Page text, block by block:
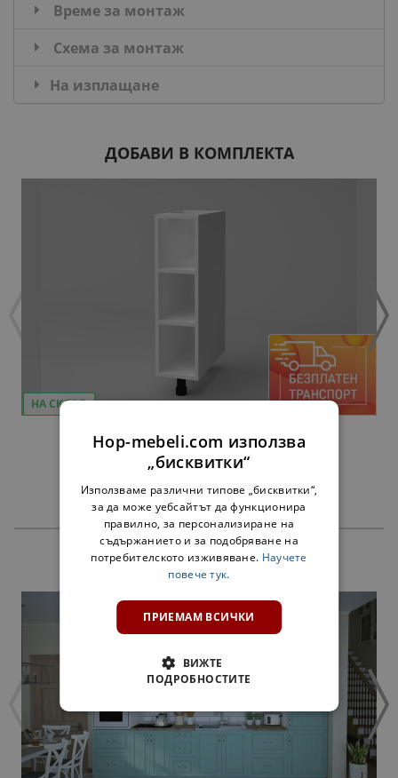
Време за монтаж
Схема за монтаж
На изплащане
ДОБАВИ В КОМПЛЕКТА
НА СКЛАД
ДОЛНА ЕТАЖЕРКА Н20 ОЛЯ NEW - БЯЛО
34,00 €
ПРОДУКТИ
Hop-mebeli.com използва
„бисквитки“
Използваме различни типове „бисквитки“,
за да може уебсайтът да функционира
правилно, за персонализиране на
съдържанието и за подобряване на
потребителското изживяване. Научете
повече тук.
ПРИЕМАМ ВСИЧКИ
ВИЖТЕ
ПОДРОБНОСТИТЕ